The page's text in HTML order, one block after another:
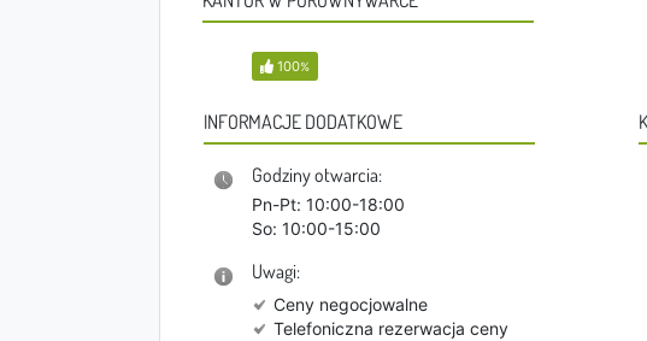
100%
INFORMACJE DODATKOWE
Godziny otwarcia:
Pn-Pt: 10:00-18:00
So: 10:00-15:00
Uwagi:
Ceny negocjowalne
Telefoniczna rezerwacja ceny